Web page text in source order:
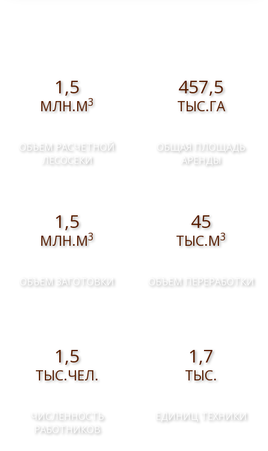
1,5
МЛН.М3
ОБЪЕМ РАСЧЕТНОЙ
ЛЕСОСЕКИ
457,5
ТЫС.ГА
ОБЩАЯ ПЛОЩАДЬ
АРЕНДЫ
1,5
МЛН.М3
ОБЪЕМ ЗАГОТОВКИ
45
ТЫС.М3
ОБЪЕМ ПЕРЕРАБОТКИ
1,5
ТЫС.ЧЕЛ.
ЧИСЛЕННОСТЬ
РАБОТНИКОВ
1,7
ТЫС.
ЕДИНИЦ ТЕХНИКИ